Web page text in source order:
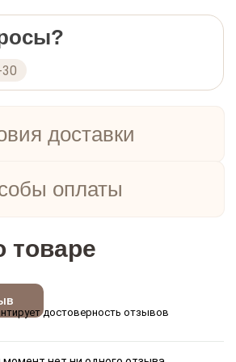
доставки
оплаты
достоверность отзывов